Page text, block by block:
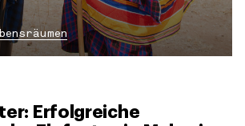
Erfolgreiche